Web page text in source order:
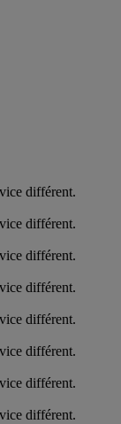
différent.
différent.
différent.
différent.
différent.
différent.
différent.
différent.